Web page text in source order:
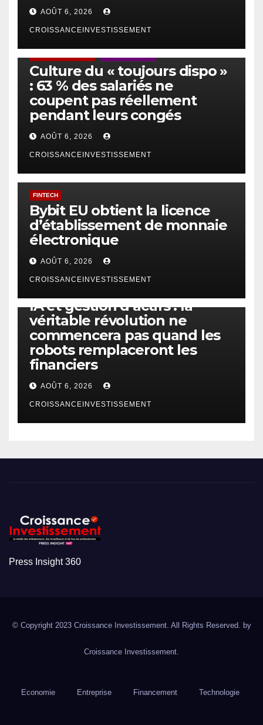
AOÛT 6, 2026
CROISSANCEINVESTISSEMENT
Culture du « toujours dispo »
: 63 % des salariés ne
coupent pas réellement
pendant leurs congés
AOÛT 6, 2026
CROISSANCEINVESTISSEMENT
FINTECH
Bybit EU obtient la licence
d’établissement de monnaie
électronique
AOÛT 6, 2026
CROISSANCEINVESTISSEMENT
IA et gestion d’actifs : la
véritable révolution ne
commencera pas quand les
robots remplaceront les
financiers
AOÛT 6, 2026
CROISSANCEINVESTISSEMENT
Press Insight 360
© Copyright 2023 Croissance Investissement. All Rights Reserved. by
Croissance Investissement.
Economie Entreprise Financement Technologie